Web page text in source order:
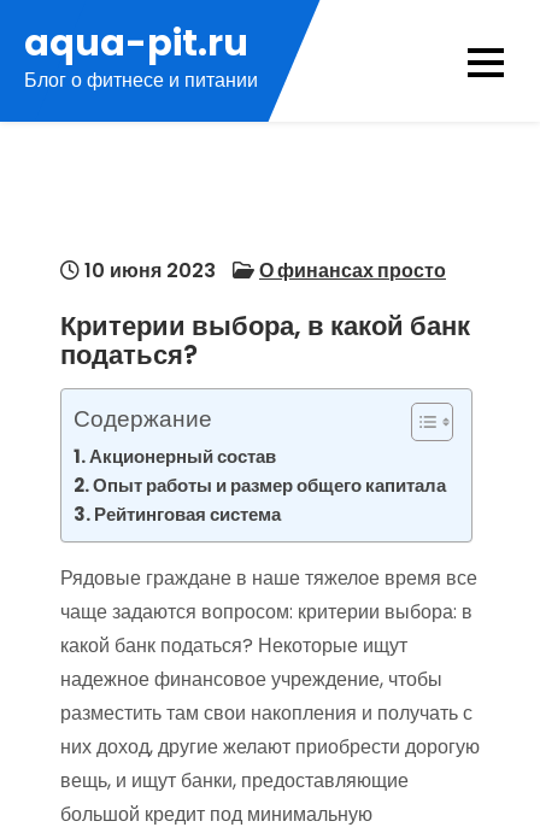
содержимому
aqua-pit.ru
Блог о фитнесе и питании
10 июня 2023 О финансах просто
Критерии выбора, в какой банк
податься?
Содержание
Акционерный состав
Опыт работы и размер общего капитала
Рейтинговая система
Рядовые граждане в наше тяжелое время все
чаще задаются вопросом: критерии выбора: в
какой банк податься? Некоторые ищут
надежное финансовое учреждение, чтобы
разместить там свои накопления и получать с
них доход, другие желают приобрести дорогую
вещь, и ищут банки, предоставляющие
большой кредит под минимальную